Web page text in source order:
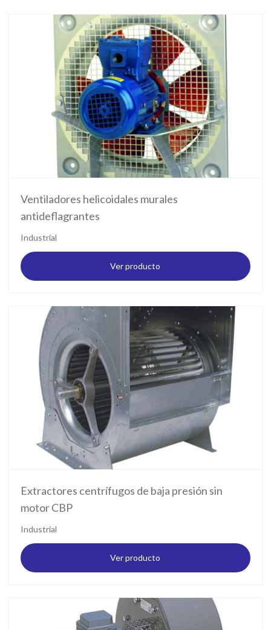
Ventiladores helicoidales murales
antideflagrantes
Industrial
Ver producto
Extractores centrífugos de baja presión sin
motor CBP
Industrial
Ver producto